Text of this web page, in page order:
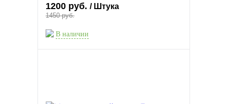
1200 руб. / Штука
1450 руб.
В наличии